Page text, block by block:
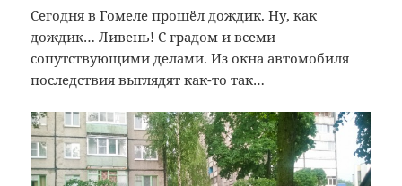
Сегодня в Гомеле прошёл дождик. Ну, как
дождик… Ливень! С градом и всеми
сопутствующими делами. Из окна автомобиля
последствия выглядят как-то так…